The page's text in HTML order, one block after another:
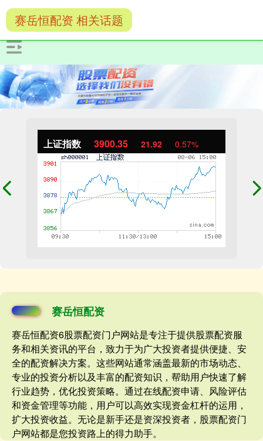
上证指数 3900.35 21.92 0.57%
赛岳恒配资
赛岳恒配资6股票配资门户网站是专注于提供股票配资服
务和相关资讯的平台，致力于为广大投资者提供便捷、安
全的配资解决方案。这些网站通常涵盖最新的市场动态、
专业的投资分析以及丰富的配资知识，帮助用户快速了解
行业趋势，优化投资策略。通过在线配资申请、风险评估
和资金管理等功能，用户可以高效实现资金杠杆的运用，
扩大投资收益。无论是新手还是资深投资者，股票配资门
户网站都是您投资路上的得力助手。
赛岳恒配资 相关话题